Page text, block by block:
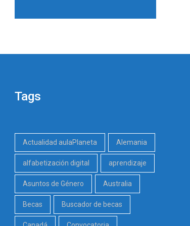
Tags
Actualidad aulaPlaneta Alemania
alfabetización digital aprendizaje
Asuntos de Género Australia
Becas Buscador de becas